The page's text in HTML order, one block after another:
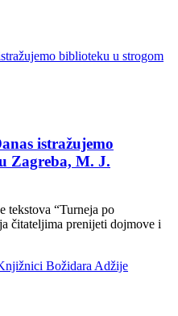
istražujemo
Zagreba, M. J.
tekstova “Turneja po
čitateljima prenijeti dojmove i